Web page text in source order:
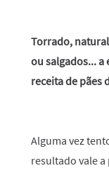
Torrado,
ou salgados...
receita de pães
Alguma vez
resultado vale a